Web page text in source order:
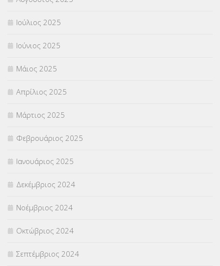
Ιούλιος 2025
Ιούνιος 2025
Μάιος 2025
Απρίλιος 2025
Μάρτιος 2025
Φεβρουάριος 2025
Ιανουάριος 2025
Δεκέμβριος 2024
Νοέμβριος 2024
Οκτώβριος 2024
Σεπτέμβριος 2024